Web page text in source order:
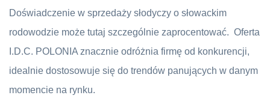
Doświadczenie w sprzedaży słodyczy o słowackim
rodowodzie może tutaj szczególnie zaprocentować. Oferta
I.D.C. POLONIA znacznie odróżnia firmę od konkurencji,
idealnie dostosowuje się do trendów panujących w danym
momencie na rynku.